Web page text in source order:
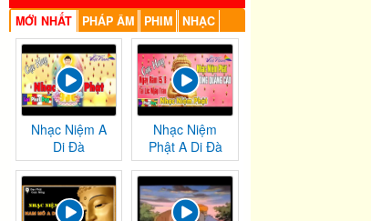
MỚI NHẤT PHÁP ÂM PHIM NHẠC
Nhạc Niệm A
Di Đà
Nhạc Niệm
Phật A Di Đà